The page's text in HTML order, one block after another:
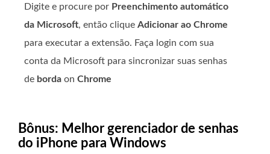
Digite e procure por Preenchimento automático
da Microsoft, então clique Adicionar ao Chrome
para executar a extensão. Faça login com sua
conta da Microsoft para sincronizar suas senhas
de borda on Chrome
Bônus: Melhor gerenciador de senhas
do iPhone para Windows